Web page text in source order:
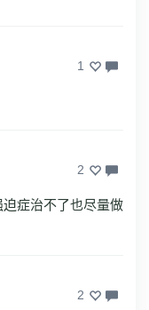
1
2
症治不了也尽量做
2